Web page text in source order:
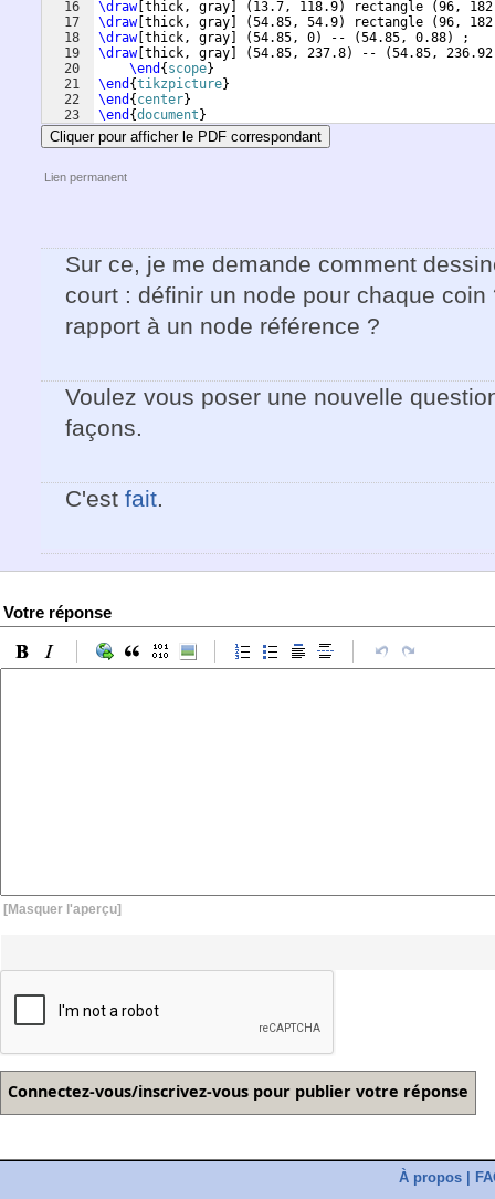
16
17
18
19
20
21
22
23
\draw[ thick, gray ( 13.7, 118.9) rectangle (96,
\draw[ thick, gray (54.85, 54.9) rectangle (96,
\draw[ thick, gray (54.85, 0) -- (54.85, 0.88)
;
\draw[ thick, gray (54.85, 237.8) -- (54.85, 236.92
\end { scope}
\end {tikzpicture}
\end { center}
\end {document }
Cliquer pour afficher le PDF correspondant
Lien permanent
Sur ce, je me demande comment
court : définir un node pour chaque
rapport à un node référence ?
Voulez vous poser une nouvelle
façons.
C'est fait.
Votre réponse
[Masquer l'aperçu]
À propos